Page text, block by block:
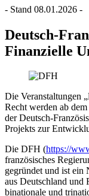
- Stand 08.01.2026 -
Deutsch-
Finanzielle
Die Veranstaltungen
Recht werden ab
der Deutsch-
Projekts zur
Die DFH (https://
französisches
gegründet und ist
aus Deutschland und
binationale und